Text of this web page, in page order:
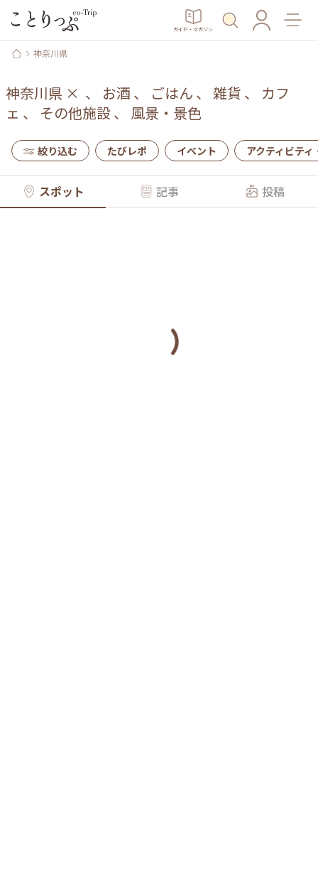
ガイド・マガジン
神奈川県
神奈川県 × 、 お酒 、 ごはん 、 雑貨 、 カフ
ェ 、 その他施設、 風景・景色
絞り込む たびレポ イベント アクティビティ
スポット 記事 投稿